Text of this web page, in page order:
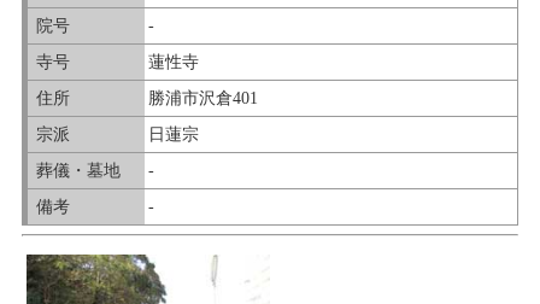
院号
-
寺号
蓮性寺
住所
勝浦市沢倉401
宗派
日蓮宗
葬儀・墓地
-
備考
-